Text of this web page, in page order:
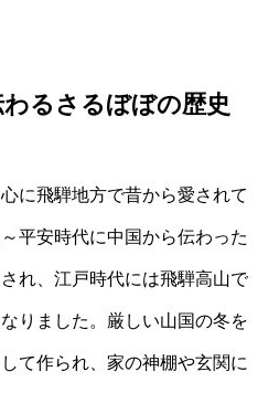
るさるぼぼの歴史
に飛騨地方で昔から愛されて
平安時代に中国から伝わった
れ、江戸時代には飛騨高山で
りました。厳しい山国の冬を
て作られ、家の神棚や玄関に